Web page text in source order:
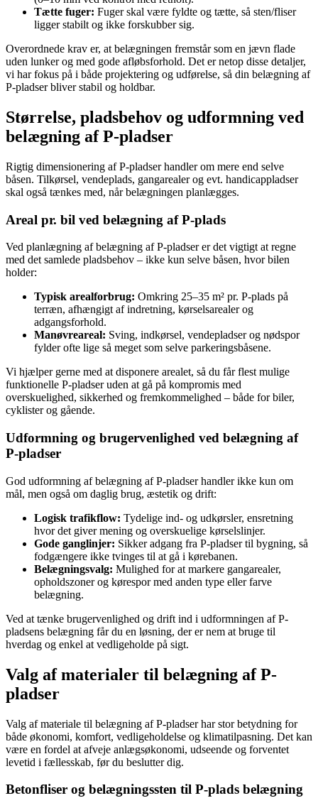
Tætte fuger: Fuger skal være fyldte og tætte, så sten/fliser
ligger stabilt og ikke forskubber sig.
Overordnede krav er, at belægningen fremstår som en jævn flade
uden lunker og med gode afløbsforhold. Det er netop disse detaljer,
vi har fokus på i både projektering og udførelse, så din belægning af
P-pladser bliver stabil og holdbar.
Størrelse, pladsbehov og udformning ved
belægning af P-pladser
Rigtig dimensionering af P-pladser handler om mere end selve
båsen. Tilkørsel, vendeplads, gangarealer og evt. handicappladser
skal også tænkes med, når belægningen planlægges.
Areal pr. bil ved belægning af P-plads
Ved planlægning af belægning af P-pladser er det vigtigt at regne
med det samlede pladsbehov – ikke kun selve båsen, hvor bilen
holder:
Typisk arealforbrug: Omkring 25–35 m² pr. P-plads på
terræn, afhængigt af indretning, kørselsarealer og
adgangsforhold.
Manøvreareal: Sving, indkørsel, vendepladser og nødspor
fylder ofte lige så meget som selve parkeringsbåsene.
Vi hjælper gerne med at disponere arealet, så du får flest mulige
funktionelle P-pladser uden at gå på kompromis med
overskuelighed, sikkerhed og fremkommelighed – både for biler,
cyklister og gående.
Udformning og brugervenlighed ved belægning af
P-pladser
God udformning af belægning af P-pladser handler ikke kun om
mål, men også om daglig brug, æstetik og drift:
Logisk trafikflow: Tydelige ind- og udkørsler, ensretning
hvor det giver mening og overskuelige kørselslinjer.
Gode ganglinjer: Sikker adgang fra P-pladser til bygning, så
fodgængere ikke tvinges til at gå i kørebanen.
Belægningsvalg: Mulighed for at markere gangarealer,
opholdszoner og kørespor med anden type eller farve
belægning.
Ved at tænke brugervenlighed og drift ind i udformningen af P-
pladsens belægning får du en løsning, der er nem at bruge til
hverdag og enkel at vedligeholde på sigt.
Valg af materialer til belægning af P-
pladser
Valg af materiale til belægning af P-pladser har stor betydning for
både økonomi, komfort, vedligeholdelse og klimatilpasning. Det kan
være en fordel at afveje anlægsøkonomi, udseende og forventet
levetid i fællesskab, før du beslutter dig.
Betonfliser og belægningssten til P-plads belægning